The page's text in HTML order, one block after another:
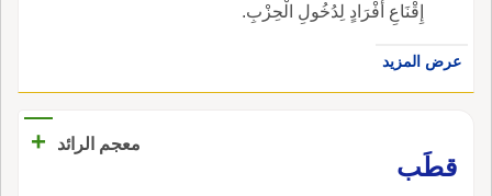
إِقْنَاعِ أَفْرَادٍ لِدُخُولِ الْحِزْبِ.
عرض المزيد
معجم الرائد
+
قطَب